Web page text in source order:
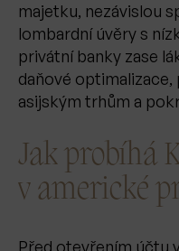
majetku, nezávislou
lombardní úvěry s
privátní banky zase
daňové
asijským trhům a
Jak probíhá
v americké
Před otevřením účtu